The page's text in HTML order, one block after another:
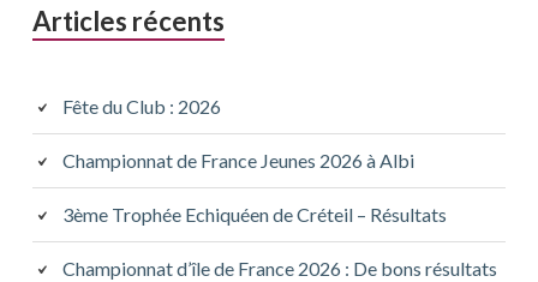
Articles récents
Fête du Club : 2026
Championnat de France Jeunes 2026 à Albi
3ème Trophée Echiquéen de Créteil – Résultats
Championnat d’île de France 2026 : De bons résultats